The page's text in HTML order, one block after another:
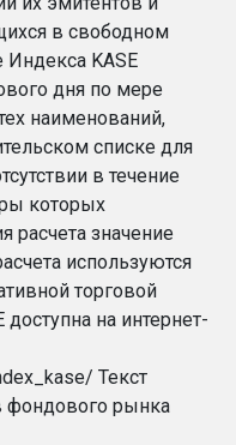
в свободном
Индекса KASE
дня по мере
наименований,
списке для
в течение
которых
расчета значение
используются
торговой
на интернет-
Текст
фондового рынка